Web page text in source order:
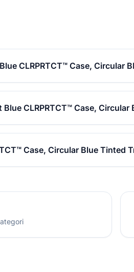
CLRPRTCT™ Case, Circular
CLRPRTCT™ Case,
Case, Circular Blue Tinted